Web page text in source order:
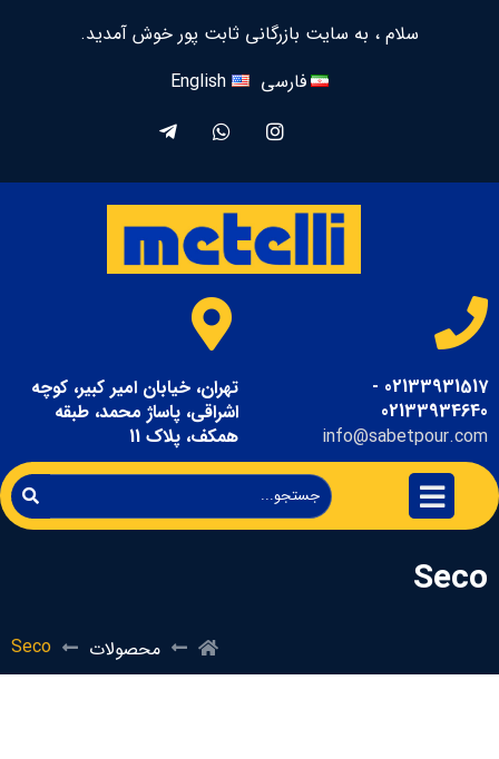
سلام ، به سایت بازرگانی ثابت پور خوش آمدید.
فارسی
English
02133931517 -
02133934640
info@sabetpour.com
تهران، خیابان امیر کبیر، کوچه
اشراقی، پاساژ محمد، طبقه
همکف، پلاک 11
Seco
محصولات Seco